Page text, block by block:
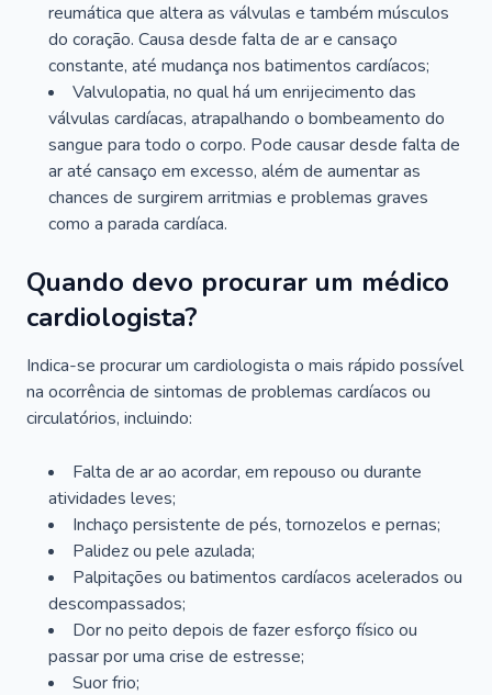
reumática que altera as válvulas e também músculos
do coração. Causa desde falta de ar e cansaço
constante, até mudança nos batimentos cardíacos;
Valvulopatia, no qual há um enrijecimento das
válvulas cardíacas, atrapalhando o bombeamento do
sangue para todo o corpo. Pode causar desde falta de
ar até cansaço em excesso, além de aumentar as
chances de surgirem arritmias e problemas graves
como a parada cardíaca.
Quando devo procurar um médico
cardiologista?
Indica-se procurar um cardiologista o mais rápido possível
na ocorrência de sintomas de problemas cardíacos ou
circulatórios, incluindo:
Falta de ar ao acordar, em repouso ou durante
atividades leves;
Inchaço persistente de pés, tornozelos e pernas;
Palidez ou pele azulada;
Palpitações ou batimentos cardíacos acelerados ou
descompassados;
Dor no peito depois de fazer esforço físico ou
passar por uma crise de estresse;
Suor frio;